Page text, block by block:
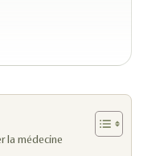
la médecine